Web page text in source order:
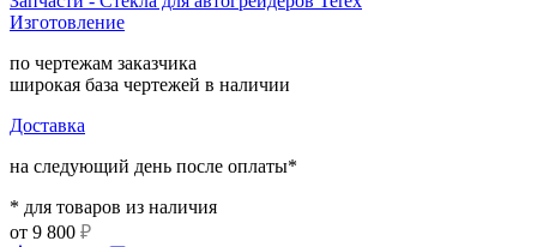
Изготовление
по чертежам заказчика
широкая база чертежей в наличии
Доставка
на следующий день после оплаты*
* для товаров из наличия
от 9 800 ₽